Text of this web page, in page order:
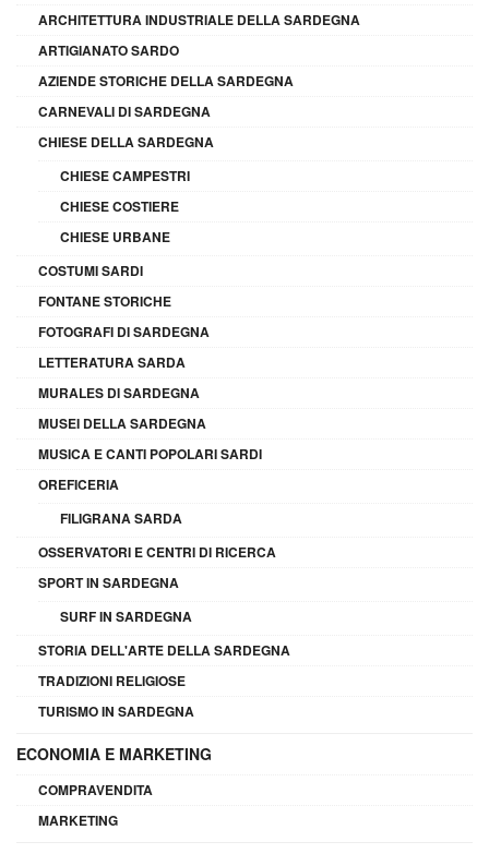
ARCHITETTURA INDUSTRIALE DELLA SARDEGNA
ARTIGIANATO SARDO
AZIENDE STORICHE DELLA SARDEGNA
CARNEVALI DI SARDEGNA
CHIESE DELLA SARDEGNA
CHIESE CAMPESTRI
CHIESE COSTIERE
CHIESE URBANE
COSTUMI SARDI
FONTANE STORICHE
FOTOGRAFI DI SARDEGNA
LETTERATURA SARDA
MURALES DI SARDEGNA
MUSEI DELLA SARDEGNA
MUSICA E CANTI POPOLARI SARDI
OREFICERIA
FILIGRANA SARDA
OSSERVATORI E CENTRI DI RICERCA
SPORT IN SARDEGNA
SURF IN SARDEGNA
STORIA DELL'ARTE DELLA SARDEGNA
TRADIZIONI RELIGIOSE
TURISMO IN SARDEGNA
ECONOMIA E MARKETING
COMPRAVENDITA
MARKETING